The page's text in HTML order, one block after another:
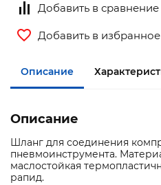
Добавить в сравнение
Добавить в избранное
Описание
Описание
Шланг для соединения
пневмоинструмента.
маслостойкая
рапид.